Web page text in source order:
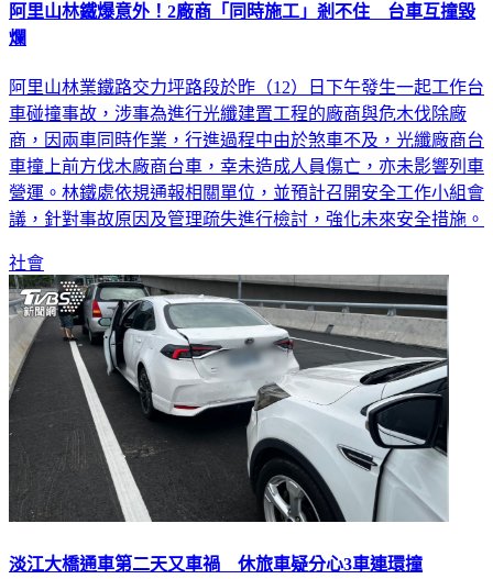
阿里山林鐵爆意外！2廠商「同時施工」剎不住 台車互撞毀
爛
阿里山林業鐵路交力坪路段於昨（12）日下午發生一起工作台
車碰撞事故，涉事為進行光纖建置工程的廠商與危木伐除廠
商，因兩車同時作業，行進過程中由於煞車不及，光纖廠商台
車撞上前方伐木廠商台車，幸未造成人員傷亡，亦未影響列車
營運。林鐵處依規通報相關單位，並預計召開安全工作小組會
議，針對事故原因及管理疏失進行檢討，強化未來安全措施。
社會
淡江大橋通車第二天又車禍 休旅車疑分心3車連環撞